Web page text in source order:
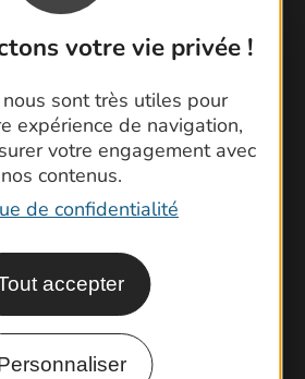
votre vie privée !
sont très utiles pour
expérience de navigation,
votre engagement avec
nos contenus.
de confidentialité
accepter
Contactez-nous !
aux questions
et Topoguides
Latitude Gard